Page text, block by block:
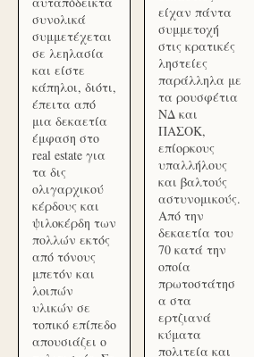
συνολικά
συμμετέχεται
σε λεηλασία
και είστε
κάπηλοι, διότι,
έπειτα από
μια δεκαετία
έμφαση στο
real estate για
τα δις
ολιγαρχικού
κέρδους και
ψιλοκέρδη των
πολλών εκτός
από τόνους
μπετόν και
λοιπών
υλικών σε
τοπικό επίπεδο
απουσιάζει ο
είχαν πάντα
συμμετοχή
στις κρατικές
ληστείες
παράλληλα με
τα ρουσφέτια
ΝΔ και
ΠΑΣΟΚ,
επίορκους
υπαλλήλους
και βαλτούς
αστυνομικούς.
Από την
δεκαετία του
70 κατά την
οποία
πρωτοστάτησ
α στα
ερτζιανά
κύματα
πολιτεία και